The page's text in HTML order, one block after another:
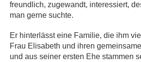
freundlich, zugewandt, interessiert,
man gerne suchte.
Er hinterlässt eine Familie, die ihm
Frau Elisabeth und ihren
und aus seiner ersten Ehe stammen